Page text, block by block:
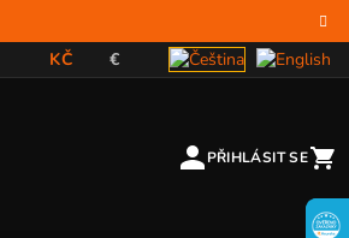
KČ €
PŘIHLÁSIT SE